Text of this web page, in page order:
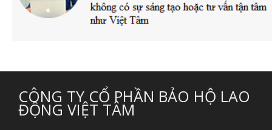
CÔNG TY CỔ PHẦN BẢO HỘ LAO
ĐỘNG VIỆT TÂM